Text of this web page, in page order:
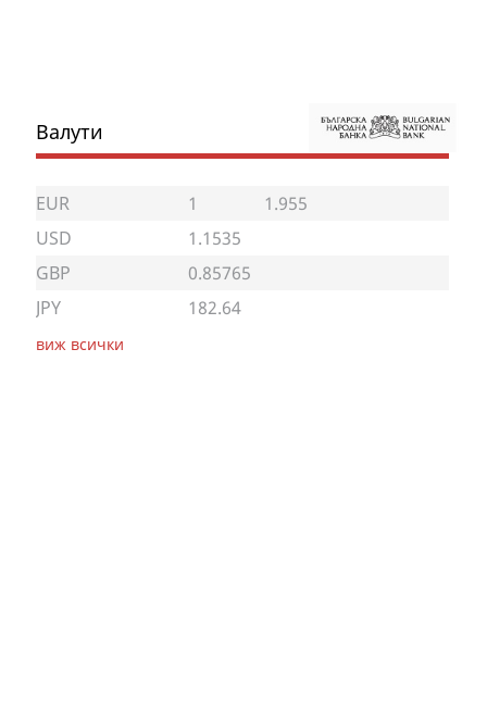
Валути
EUR 1
1.955
USD
1.1535
GBP
0.85765
JPY
182.64
виж всички